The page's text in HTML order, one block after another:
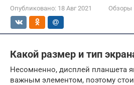
Опубликовано: 18 Авг 2021 Обзоры
Какой размер и тип
Несомненно, дисплей планшета
важным элементом, поэтому